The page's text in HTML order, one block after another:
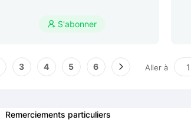
 S'abonner
3 4 5 6 Aller à
Remerciements particuliers